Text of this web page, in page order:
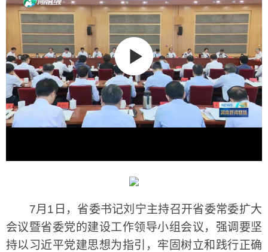
7月1日，省委书记刘宁主持召开省委常委扩大
会议暨省委党的建设工作领导小组会议，强调要坚
持以习近平党建思想为指引，牢固树立和践行正确